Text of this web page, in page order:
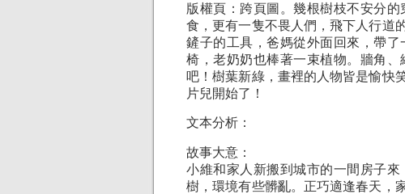
版權頁：跨頁圖。幾根樹枝不安分
食，更有一隻不畏人們，飛下人行道
鏟子的工具，爸媽從外面回來，帶
椅，老奶奶也棒著一束植物。牆角
吧！樹葉新綠，畫裡的人物皆是愉快
片兒開始了！
文本分析：
故事大意：
小維和家人新搬到城市的一間房子
樹，環境有些髒亂。正巧適逢春天，